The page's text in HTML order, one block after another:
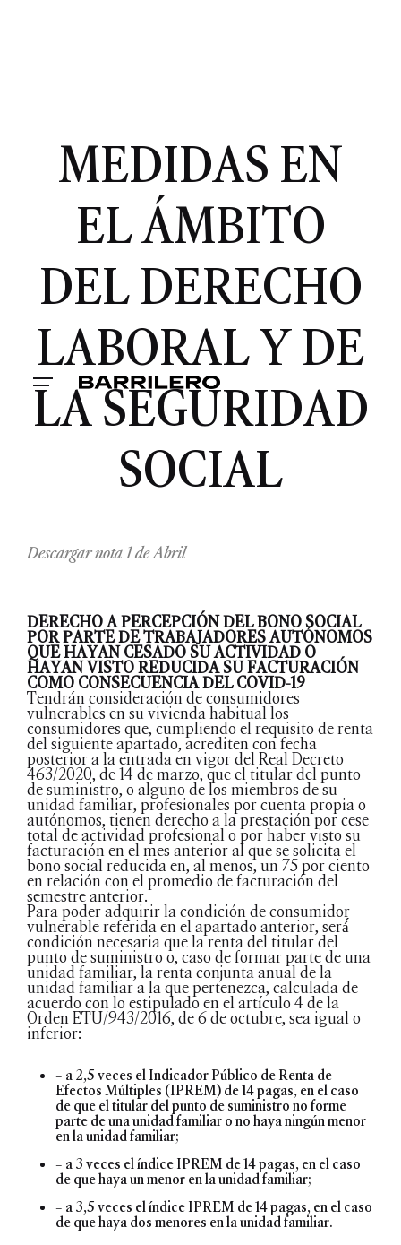
MEDIDAS EN
EL ÁMBITO
DEL DERECHO
LABORAL Y DE
LA SEGURIDAD
SOCIAL
Descargar nota 1 de Abril
DERECHO A PERCEPCIÓN DEL BONO SOCIAL
POR PARTE DE TRABAJADORES AUTÓNOMOS
QUE HAYAN CESADO SU ACTIVIDAD O
HAYAN VISTO REDUCIDA SU FACTURACIÓN
COMO CONSECUENCIA DEL COVID-19
Tendrán consideración de consumidores
vulnerables en su vivienda habitual los
consumidores que, cumpliendo el requisito de renta
del siguiente apartado, acrediten con fecha
posterior a la entrada en vigor del Real Decreto
463/2020, de 14 de marzo, que el titular del punto
de suministro, o alguno de los miembros de su
unidad familiar, profesionales por cuenta propia o
autónomos, tienen derecho a la prestación por cese
total de actividad profesional o por haber visto su
facturación en el mes anterior al que se solicita el
bono social reducida en, al menos, un 75 por ciento
en relación con el promedio de facturación del
semestre anterior.
Para poder adquirir la condición de consumidor
vulnerable referida en el apartado anterior, será́
condición necesaria que la renta del titular del
punto de suministro o, caso de formar parte de una
unidad familiar, la renta conjunta anual de la
unidad familiar a la que pertenezca, calculada de
acuerdo con lo estipulado en el artículo 4 de la
Orden ETU/943/2016, de 6 de octubre, sea igual o
inferior:
– a 2,5 veces el Indicador Público de Renta de
Efectos Múltiples (IPREM) de 14 pagas, en el caso
de que el titular del punto de suministro no forme
parte de una unidad familiar o no haya ningún menor
en la unidad familiar;
– a 3 veces el índice IPREM de 14 pagas, en el caso
de que haya un menor en la unidad familiar;
– a 3,5 veces el índice IPREM de 14 pagas, en el caso
de que haya dos menores en la unidad familiar.